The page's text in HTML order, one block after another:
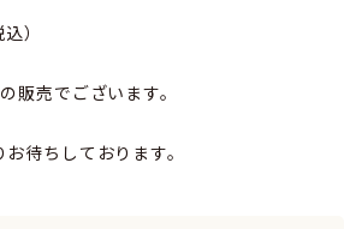
）
販売でございます。
待ちしております。